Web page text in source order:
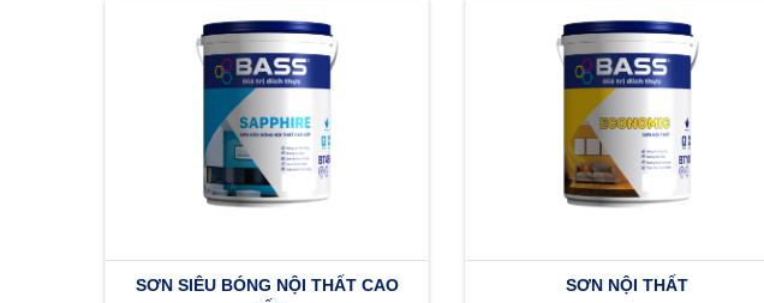
SƠN SIÊU BÓNG NỘI THẤT CAO
SƠN NỘI THẤT